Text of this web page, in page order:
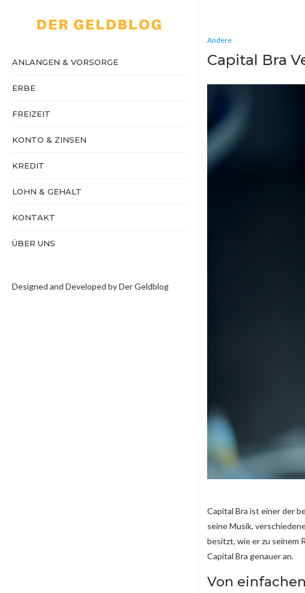
ANLANGEN & VORSORGE
ERBE
FREIZEIT
KONTO & ZINSEN
KREDIT
LOHN & GEHALT
KONTAKT
ÜBER UNS
Designed and Developed by Der Geldblog
Andere
Capital Bra
Capital Bra ist einer der
seine Musik,
besitzt, wie er zu seinem
Capital Bra genauer an.
Von